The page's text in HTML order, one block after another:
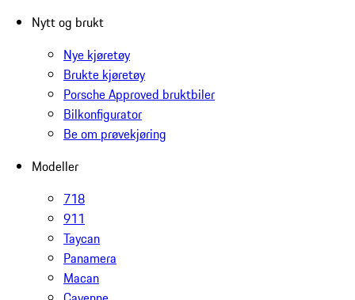
Nytt og brukt
Nye kjøretøy
Brukte kjøretøy
Porsche Approved bruktbiler
Bilkonfigurator
Be om prøvekjøring
Modeller
718
911
Taycan
Panamera
Macan